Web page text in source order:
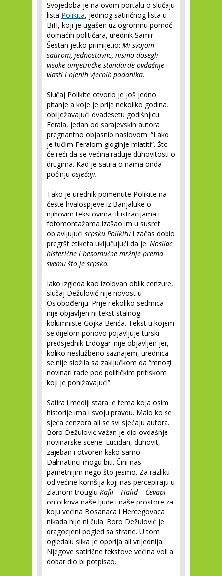
Svojedoba je na ovom portalu o slučaju
lista Polikita, jedinog satiričnog lista u
BiH, koji je ugašen uz ogromnu pomoć
domaćih političara, urednik Samir
Šestan jetko primijetio: Mi svojom
satirom, jednostavno, nismo dosegli
visoke umjetničke standarde ovdašnje
vlasti i njenih vjernih podanika.
Slučaj Polikite otvorio je još jedno
pitanje a koje je prije nekoliko godina,
obilježavajući dvadesetu godišnjicu
Ferala, jedan od sarajevskih autora
pregnantno objasnio naslovom: “Lako
je tuđim Feralom gloginje mlatiti”. Što
će reći da se većina raduje duhovitosti o
drugima. Kad je satira o nama onda
počinju osjećaji.
Tako je urednik pomenute Polikite na
česte hvalospjeve iz Banjaluke o
njihovim tekstovima, ilustracijama i
fotomontažama izašao im u susret
objavljujući srpsku Polikitu i začas dobio
pregršt etiketa uključujući da je: Nosilac
histerične i besomučne mržnje prema
svemu što je srpsko.
Iako izgleda kao izolovan oblik cenzure,
slučaj Dežulović nije novost u
Oslobođenju. Prije nekoliko sedmica
nije objavljen ni tekst stalnog
kolumniste Gojka Berića. Tekst u kojem
se dijelom ponovo pojavljuje turski
predsjednik Erdogan nije objavljen jer,
koliko neslužbeno saznajem, urednica
se nije složila sa zaključkom da “mnogi
novinari rade pod političkim pritiskom
koji je ponižavajući”.
Satira i mediji stara je tema koja osim
historije ima i svoju pravdu. Malo ko se
sjeća cenzora ali se svi sjećaju autora.
Boro Dežulović važan je dio ovdašnje
novinarske scene. Lucidan, duhovit,
zajeban i otvoren kako samo
Dalmatinci mogu biti. Čini nas
pametnijim nego što jesmo. Za razliku
od većine komšija koji nas percepiraju u
zlatnom trouglu Kafa – Halid – Ćevapi
on otkriva naše ljude i naše prostore za
koju većina Bosanaca i Hercegovaca
nikada nije ni čula. Boro Dežulović je
dragocjeni pogled sa strane. U tom
ogledalu slika je oporija ali vrijednija.
Njegove satirične tekstove većina voli a
dobar dio bi potpisao.